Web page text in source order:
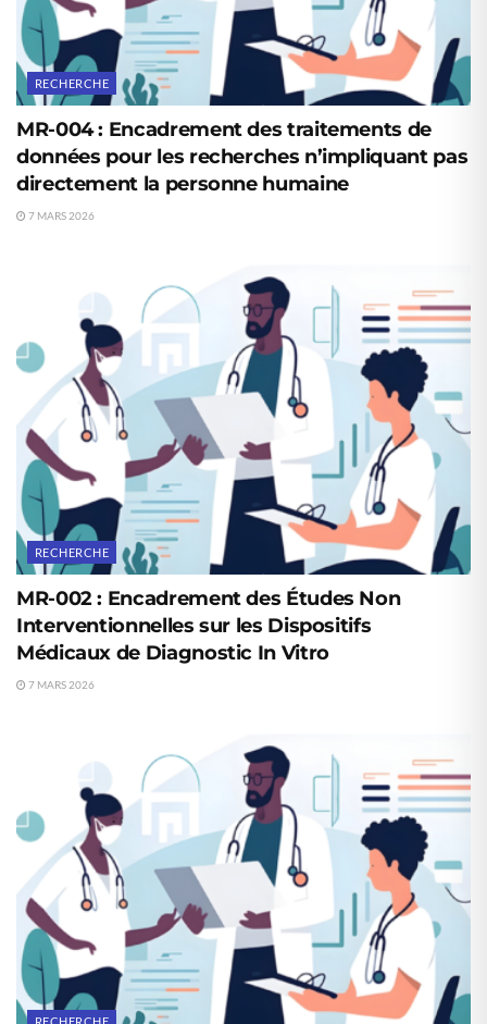
RECHERCHE
MR-004 : Encadrement des traitements de
données pour les recherches n’impliquant pas
directement la personne humaine
7 MARS 2026
RECHERCHE
MR-002 : Encadrement des Études Non
Interventionnelles sur les Dispositifs
Médicaux de Diagnostic In Vitro
7 MARS 2026